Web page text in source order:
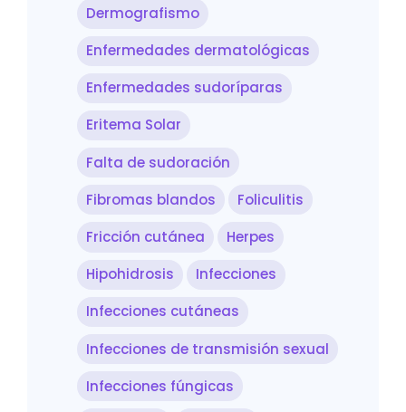
Dermografismo
Enfermedades dermatológicas
Enfermedades sudoríparas
Eritema Solar
Falta de sudoración
Fibromas blandos
Foliculitis
Fricción cutánea
Herpes
Hipohidrosis
Infecciones
Infecciones cutáneas
Infecciones de transmisión sexual
Infecciones fúngicas